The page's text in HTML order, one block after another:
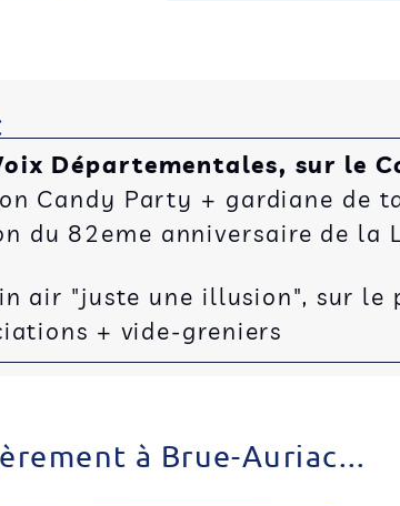
Départementales, sur le
Candy Party + gardiane de
du 82eme anniversaire de la
air "juste une illusion", sur le
+ vide-greniers
à Brue-Auriac...